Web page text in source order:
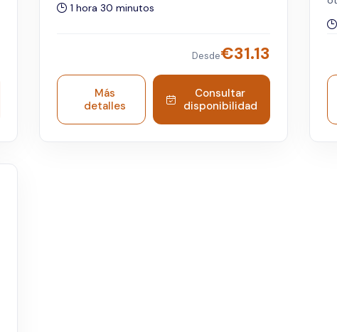
orangutanes y más en esta experiencia
niños menores de 6 años reciben una
comida gratuita, limitada a un niño por cada
adulto acompañante.
1 hora 30 minutos
Desde€31.13
Más
detalles
Consultar
disponibilidad